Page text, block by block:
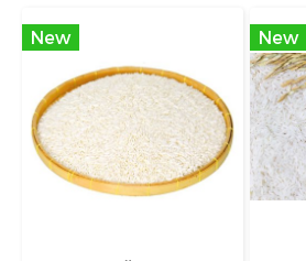
New New